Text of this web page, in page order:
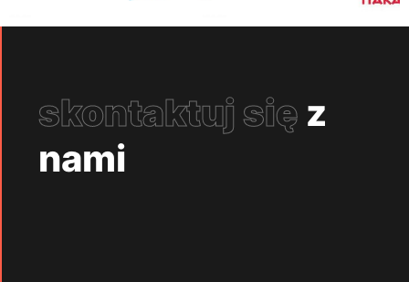
skontaktuj się z
nami